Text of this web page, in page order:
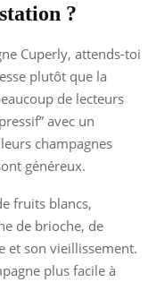
?
Cuperly, attends-toi
plutôt que la
de lecteurs
avec un
champagnes
généreux.
fruits blancs,
de brioche, de
et son vieillissement.
plus facile à